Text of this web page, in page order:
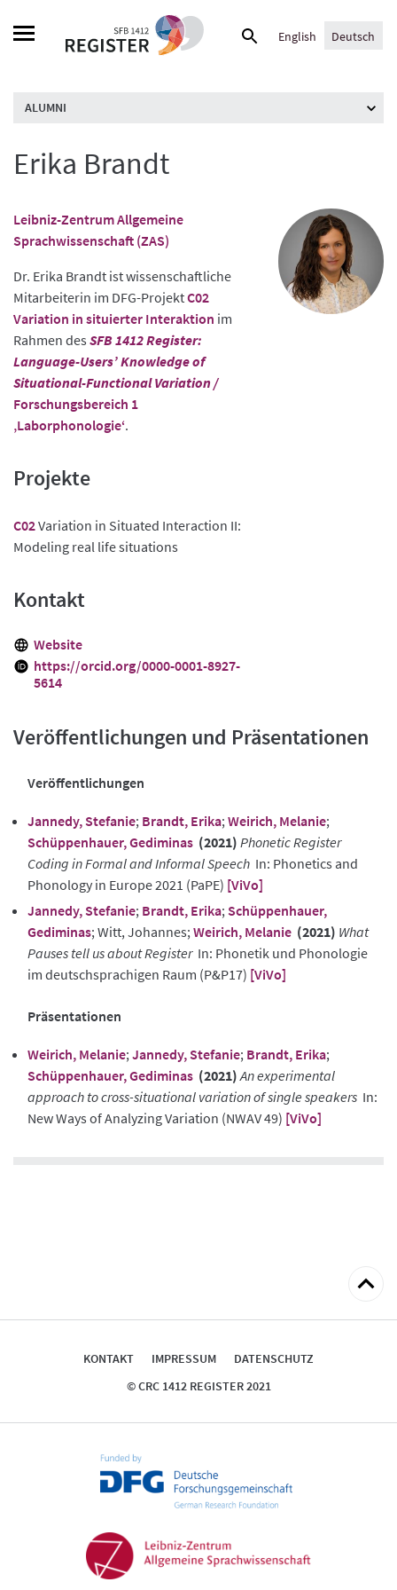
Suche
English Deutsch
ALUMNI
Erika Brandt
Leibniz-Zentrum Allgemeine
Sprachwissenschaft (ZAS)
Dr. Erika Brandt ist wissenschaftliche
Mitarbeiterin im DFG-ProjektC02
Variation in situierter Interaktion im
Rahmen des SFB 1412 Register:
Language-Users’ Knowledge of
Situational-Functional Variation /
Forschungsbereich 1
‚Laborphonologie‘.
Projekte
C02Variation in Situated Interaction II:
Modeling real life situations
Kontakt
Website
https://orcid.org/0000-0001-8927-
5614
Veröffentlichungen und Präsentationen
Veröffentlichungen
Jannedy, Stefanie; Brandt, Erika;Weirich, Melanie;
Schüppenhauer, Gediminas (2021) Phonetic Register
Coding in Formal and Informal Speech In: Phonetics and
Phonology in Europe 2021 (PaPE) [ViVo]
Jannedy, Stefanie; Brandt, Erika;Schüppenhauer,
Gediminas; Witt, Johannes;Weirich, Melanie (2021) What
Pauses tell us about RegisterIn: Phonetik und Phonologie
im deutschsprachigen Raum (P&P17) [ViVo]
Präsentationen
Weirich, Melanie;Jannedy, Stefanie; Brandt, Erika;
Schüppenhauer, Gediminas (2021) An experimental
approach to cross-situational variation of single speakers In:
New Ways of Analyzing Variation (NWAV 49) [ViVo]
zum
KONTAKT IMPRESSUM
DATENSCHUTZ
© CRC 1412 REGISTER 2021